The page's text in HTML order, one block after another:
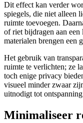
Dit effect kan verder
spiegels, die niet alleen
ruimte toevoegen.
of riet bijdragen aan
materialen brengen een
Het gebruik van
ruimte te verlichten; ze
toch enige privacy
visueel minder zwaar
uitnodigt tot
Minimaliseer